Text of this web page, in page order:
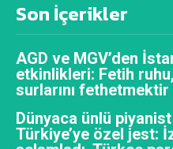
Son İçerikler
AGD ve MGV’den
etkinlikleri: Fetih
surlarını fethetmektir
Dünyaca ünlü
Türkiye’ye özel jest: